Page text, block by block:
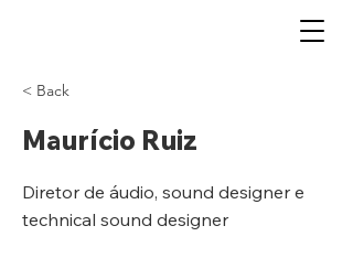
< Back
Maurício Ruiz
Diretor de áudio, sound designer e
technical sound designer